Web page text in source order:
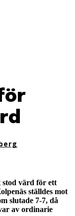
stod värd för ett
ställdes mot
slutade 7-7, då
av ordinarie